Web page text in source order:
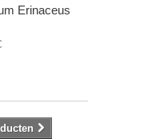
Erinaceus